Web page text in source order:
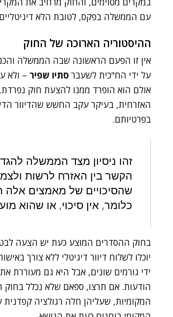
עם הממשלה בפקס, לטובת הלא דיגיטליים
ההיסטוריה הארוכה של החוק
על ידי הח"כית לשעבר סתיו שפיר
אולם הוא הופרד ממנו להצעת חוק
האזרחית, בעיקר עקב החשש שהדיוור
בפרטיותם.
זהו ניסיון מצד הממשלה
הקשר בין האזרח לרשות
שהסיכויים של מאמצים אלה
כלומר, אין סיכוי, או שהוא
בחוק ההסדרים המוצע כעת יש הצעה
יוכלו לשלוח דיוור דיגיטלי ללא צורך
ידי גורמים שונים, אבל היא גם מעוררת
הודעות. אם תרצו, ספאם שלא נכלל בחוק
המקומיות, שעליהן חלה רגולציה